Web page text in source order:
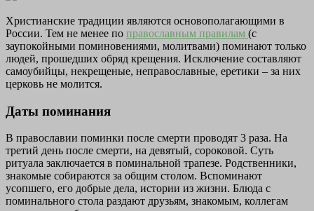
Христианские традиции являются основополагающими в
России. Тем не менее по православным правилам (с
заупокойными поминовениями, молитвами) поминают только
людей, прошедших обряд крещения. Исключение составляют
самоубийцы, некрещеные, неправославные, еретики – за них
церковь не молится.
Даты поминания
В православии поминки после смерти проводят 3 раза. На
третий день после смерти, на девятый, сороковой. Суть
ритуала заключается в поминальной трапезе. Родственники,
знакомые собираются за общим столом. Вспоминают
усопшего, его добрые дела, истории из жизни. Блюда с
поминального стола раздают друзьям, знакомым, коллегам